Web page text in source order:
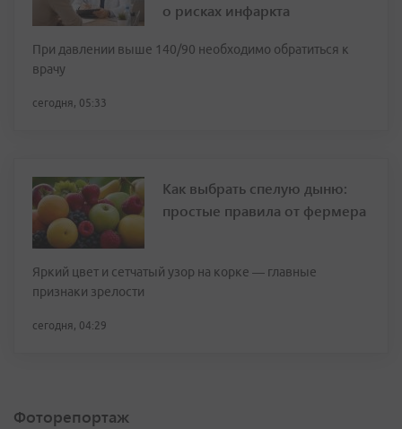
о рисках инфаркта
При давлении выше 140/90 необходимо обратиться к
врачу
сегодня, 05:33
Как выбрать спелую дыню:
простые правила от фермера
Яркий цвет и сетчатый узор на корке — главные
признаки зрелости
сегодня, 04:29
Фоторепортаж